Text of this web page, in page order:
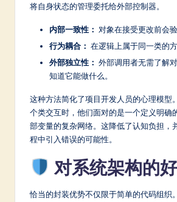
将自身状态的管理委托给外部控制器。
内部一致性： 对象在接受更改前会
行为耦合： 在逻辑上属于同一类的
外部独立性： 外部调用者无需了解
知道它能做什么。
这种方法简化了项目开发人员的心理模型
个类交互时，他们面对的是一个定义明确
部变量的复杂网络。这降低了认知负担，
程中引入错误的可能性。
对系统架构的
恰当的封装优势不仅限于简单的代码组织